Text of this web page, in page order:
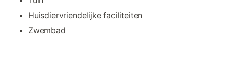
Huisdiervriendelijke faciliteiten
Zwembad